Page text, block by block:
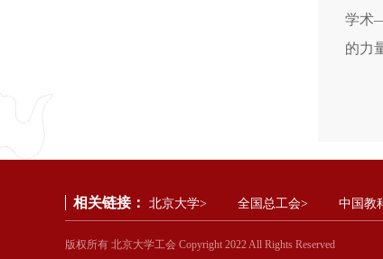
学术
的力
相关链接： 北京大学> 全国总工会> 中国教
版权所有 北京大学工会 Copyright 2022 All Rights Reserved